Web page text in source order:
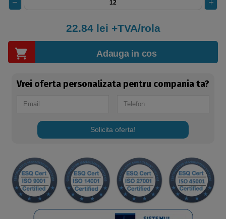
22.84lei +TVA/rola
Adauga in cos
Vrei oferta personalizata pentru compania ta?
Solicita oferta!